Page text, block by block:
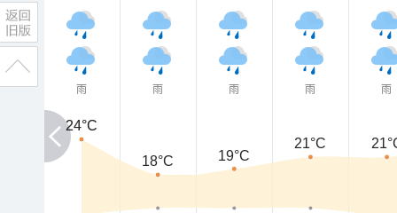
雨 雨 雨 雨 雨
24°C
24°C
18°C 19°C
21°C